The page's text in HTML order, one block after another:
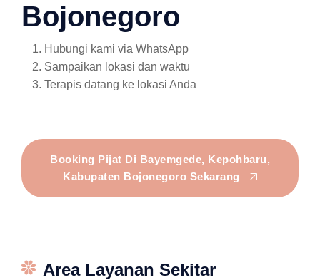
Bojonegoro
Hubungi kami via WhatsApp
Sampaikan lokasi dan waktu
Terapis datang ke lokasi Anda
Booking Pijat Di Bayemgede, Kepohbaru,
Kabupaten Bojonegoro Sekarang
Area Layanan Sekitar